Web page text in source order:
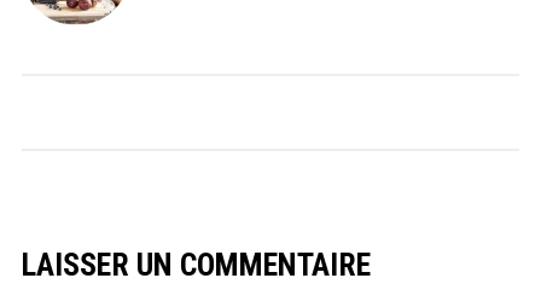
LAISSER UN COMMENTAIRE